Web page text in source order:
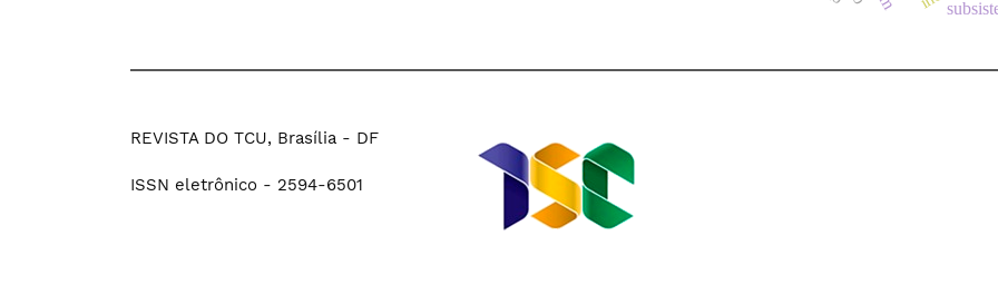
REVISTA DO TCU, Brasília - DF
ISSN eletrônico - 2594-6501